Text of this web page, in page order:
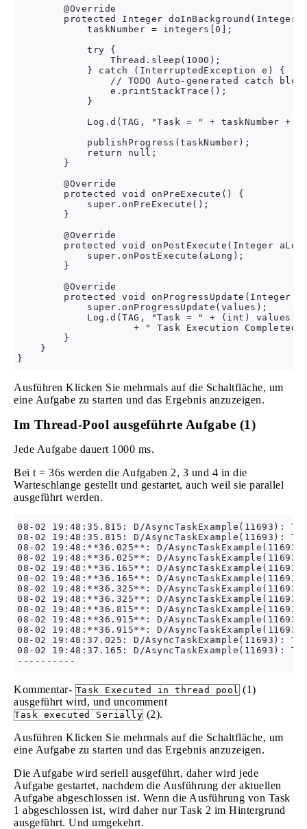
        @Override
protected Integer
            taskNumber = integers[0];
            try {
                Thread.sleep(1000);
            } catch (InterruptedException e) {
// TODO Auto-generated catch
                e.printStackTrace();
            }
Log.d(TAG, "Task = " + taskNumber +
            publishProgress(taskNumber);
            return null;
        }
        @Override
        protected void onPreExecute() {
            super.onPreExecute();
        }
        @Override
protected void onPostExecute(Integer
            super.onPostExecute(aLong);
        }
        @Override
protected void
            super.onProgressUpdate(values);
Log.d(TAG, "Task = " + (int)
+ " Task Execution
        }
    }
Ausführen Klicken Sie mehrmals auf die Schaltfläche, um
eine Aufgabe zu starten und das Ergebnis anzuzeigen.
Im Thread-Pool ausgeführte Aufgabe (1)
Jede Aufgabe dauert 1000 ms.
Bei t = 36s werden die Aufgaben 2, 3 und 4 in die
Warteschlange gestellt und gestartet, auch weil sie parallel
ausgeführt werden.
08-02 19:48:35.815: D/AsyncTaskExample(11693):
08-02 19:48:35.815: D/AsyncTaskExample(11693):
08-02 19:48:**36.025**: D/
08-02 19:48:**36.025**: D/
08-02 19:48:**36.165**: D/
08-02 19:48:**36.165**: D/
08-02 19:48:**36.325**: D/
08-02 19:48:**36.325**: D/
08-02 19:48:**36.815**: D/
08-02 19:48:**36.915**: D/
08-02 19:48:**36.915**: D/
08-02 19:48:37.025: D/AsyncTaskExample(11693):
08-02 19:48:37.165: D/AsyncTaskExample(11693):
Kommentar- Task Executed in thread pool (1)
ausgeführt wird, und uncomment
Task executed Serially (2).
Ausführen Klicken Sie mehrmals auf die Schaltfläche, um
eine Aufgabe zu starten und das Ergebnis anzuzeigen.
Die Aufgabe wird seriell ausgeführt, daher wird jede
Aufgabe gestartet, nachdem die Ausführung der aktuellen
Aufgabe abgeschlossen ist. Wenn die Ausführung von Task
1 abgeschlossen ist, wird daher nur Task 2 im Hintergrund
ausgeführt. Und umgekehrt.